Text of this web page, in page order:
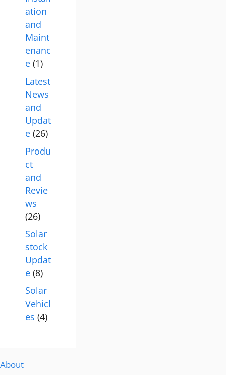
ation
and
Maint
enanc
e (1)
Latest
News
and
Updat
e (26)
Produ
ct
and
Revie
ws
(26)
Solar
stock
Updat
e (8)
Solar
Vehicl
es (4)
About